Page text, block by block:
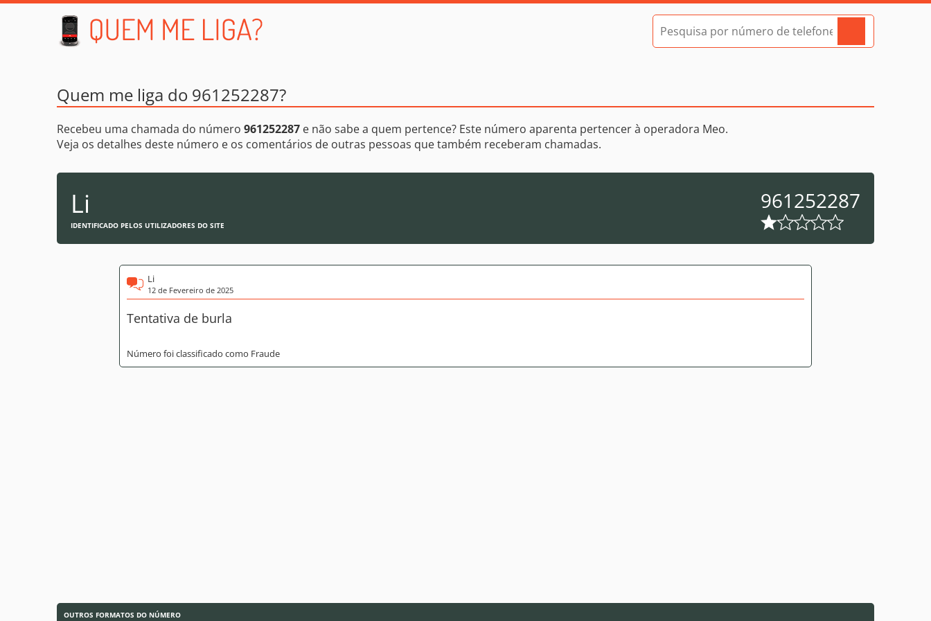
Quem me liga do 961252287?
Recebeu uma chamada do número 961252287 e não sabe a quem pertence? Este número aparenta pertencer à operadora Meo.
Veja os detalhes deste número e os comentários de outras pessoas que também receberam chamadas.
Li
IDENTIFICADO PELOS UTILIZADORES DO SITE
961252287
Li
12 de Fevereiro de 2025
Tentativa de burla
Número foi classificado como Fraude
OUTROS FORMATOS DO NÚMERO